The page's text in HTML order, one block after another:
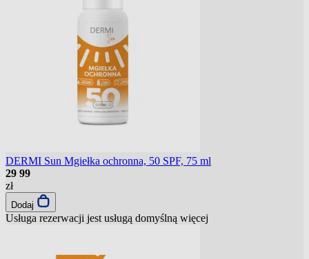
DERMI Sun Mgiełka ochronna, 50 SPF, 75 ml
29 99
zł
Dodaj
Usługa rezerwacji jest usługą domyślną więcej